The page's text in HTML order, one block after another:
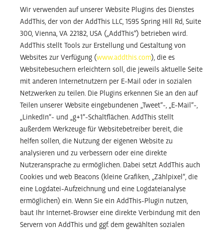
Wir verwenden auf unserer Website Plugins des Dienstes
AddThis, der von der AddThis LLC, 1595 Spring Hill Rd, Suite
300, Vienna, VA 22182, USA („AddThis“) betrieben wird.
AddThis stellt Tools zur Erstellung und Gestaltung von
Websites zur Verfügung (www.addthis.com), die es
Websitebesuchern erleichtern soll, die jeweils aktuelle Seite
mit anderen Internetnutzern per E-Mail oder in sozialen
Netzwerken zu teilen. Die Plugins erkennen Sie an den auf
Teilen unserer Website eingebundenen „Tweet“-, „E-Mail“-,
„LinkedIn“- und „g+1“-Schaltflächen. AddThis stellt
außerdem Werkzeuge für Websitebetreiber bereit, die
helfen sollen, die Nutzung der eigenen Website zu
analysieren und zu verbessern oder eine direkte
Nutzeransprache zu ermöglichen. Dabei setzt AddThis auch
Cookies und web Beacons (kleine Grafiken, „Zählpixel“, die
eine Logdatei-Aufzeichnung und eine Logdateianalyse
ermöglichen) ein. Wenn Sie ein AddThis-Plugin nutzen,
baut Ihr Internet-Browser eine direkte Verbindung mit den
Servern von AddThis und ggf. dem gewählten sozialen